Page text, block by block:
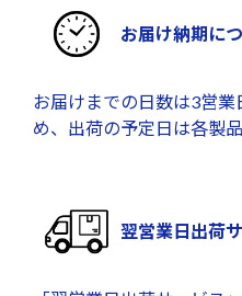
お届け納期に
お届けまでの日数は3営
め、出荷の予定日は各製
翌営業日出荷